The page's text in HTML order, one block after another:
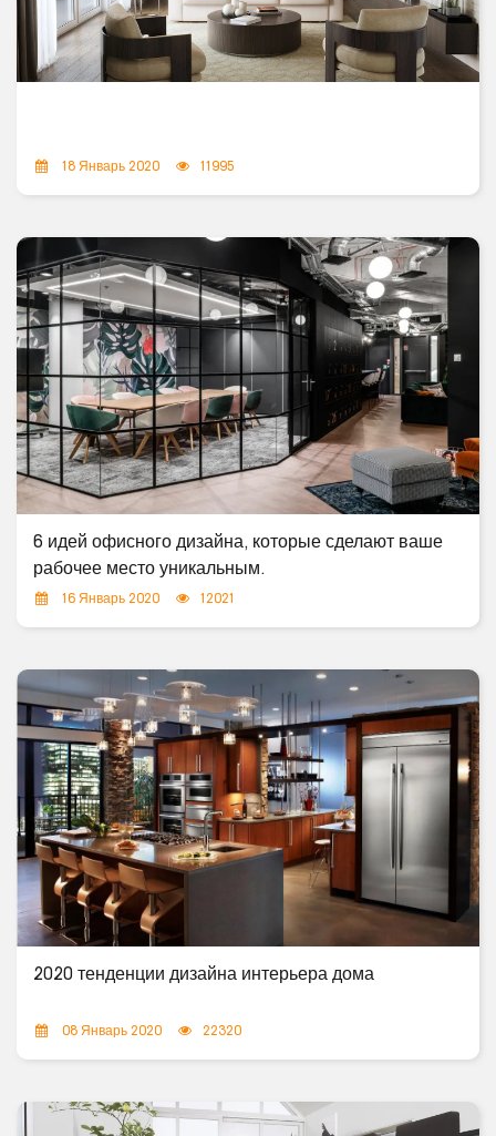
18 Январь 2020 11995
6 идей офисного дизайна, которые сделают ваше
рабочее место уникальным.
16 Январь 2020 12021
2020 тенденции дизайна интерьера дома
08 Январь 2020 22320